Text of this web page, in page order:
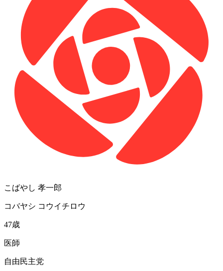
こ ばやし 孝一郎
コバヤシ コ ウイチ ロ ウ
47歳
医師
自由民主党